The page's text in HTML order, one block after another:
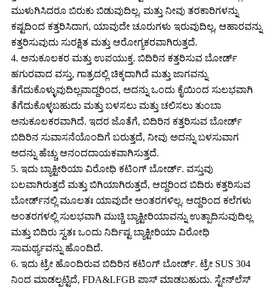
ಮುಳುಗಿಸಿದರೂ ಬಿರುಕು ಬಿಡುವುದಿಲ್ಲ. ಮತ್ತು ನೀವು ತರಕಾರಿಗಳನ್ನು
ಕಷ್ಟದಿಂದ ಕತ್ತರಿಸಿದಾಗ, ಯಾವುದೇ ಚೂರುಗಳು ಇರುವುದಿಲ್ಲ, ಆಹಾರವನ್ನು
ಕತ್ತರಿಸುವುದು ಸುರಕ್ಷಿತ ಮತ್ತು ಆರೋಗ್ಯಕರವಾಗಿರುತ್ತದೆ.
4. ಅನುಕೂಲಕರ ಮತ್ತು ಉಪಯುಕ್ತ. ಬಿದಿರಿನ ಕತ್ತರಿಸುವ ಬೋರ್ಡ್
ಹಗುರವಾದ ವಸ್ತು, ಗಾತ್ರದಲ್ಲಿ ಚಿಕ್ಕದಾಗಿದೆ ಮತ್ತು ಜಾಗವನ್ನು
ತೆಗೆದುಕೊಳ್ಳುವುದಿಲ್ಲವಾದ್ದರಿಂದ, ಅದನ್ನು ಒಂದು ಕೈಯಿಂದ ಸುಲಭವಾಗಿ
ತೆಗೆದುಕೊಳ್ಳಬಹುದು ಮತ್ತು ಬಳಸಲು ಮತ್ತು ಚಲಿಸಲು ತುಂಬಾ
ಅನುಕೂಲಕರವಾಗಿದೆ. ಇದರ ಜೊತೆಗೆ, ಬಿದಿರಿನ ಕತ್ತರಿಸುವ ಬೋರ್ಡ್
ಬಿದಿರಿನ ಸುವಾಸನೆಯೊಂದಿಗೆ ಬರುತ್ತದೆ, ನೀವು ಅದನ್ನು ಬಳಸುವಾಗ
ಅದನ್ನು ಹೆಚ್ಚು ಆನಂದದಾಯಕವಾಗಿಸುತ್ತದೆ.
5. ಇದು ಬ್ಯಾಕ್ಟೀರಿಯಾ ವಿರೋಧಿ ಕಟಿಂಗ್ ಬೋರ್ಡ್. ವಸ್ತುವು
ಬಲವಾಗಿರುತ್ತದೆ ಮತ್ತು ಬಿಗಿಯಾಗಿರುತ್ತದೆ, ಆದ್ದರಿಂದ ಬಿದಿರು ಕತ್ತರಿಸುವ
ಬೋರ್ಡ್‌ನಲ್ಲಿ ಮೂಲತಃ ಯಾವುದೇ ಅಂತರಗಳಿಲ್ಲ. ಆದ್ದರಿಂದ ಕಲೆಗಳು
ಅಂತರಗಳಲ್ಲಿ ಸುಲಭವಾಗಿ ಮುಚ್ಚಿ ಬ್ಯಾಕ್ಟೀರಿಯಾವನ್ನು ಉತ್ಪಾದಿಸುವುದಿಲ್ಲ
ಮತ್ತು ಬಿದಿರು ಸ್ವತಃ ಒಂದು ನಿರ್ದಿಷ್ಟ ಬ್ಯಾಕ್ಟೀರಿಯಾ ವಿರೋಧಿ
ಸಾಮರ್ಥ್ಯವನ್ನು ಹೊಂದಿದೆ.
6. ಇದು ಟ್ರೇ ಹೊಂದಿರುವ ಬಿದಿರಿನ ಕಟಿಂಗ್ ಬೋರ್ಡ್. ಟ್ರೇ SUS 304
ನಿಂದ ಮಾಡಲ್ಪಟ್ಟಿದೆ, FDA&LFGB ಪಾಸ್ ಮಾಡಬಹುದು. ಸ್ಟೇನ್‌ಲೆಸ್